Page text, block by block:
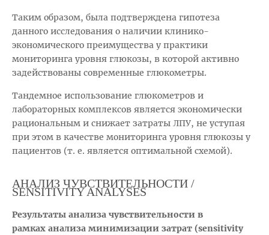
Таким образом, была подтверждена гипотеза
данного исследования о наличии клинико-
экономического преимущества у практики
мониторинга уровня глюкозы, в которой активно
задействованы современные глюкометры.
Тандемное использование глюкометров и
лабораторных комплексов является экономически
рациональным и снижает затраты ЛПУ, не уступая
при этом в качестве мониторинга уровня глюкозы у
пациентов (т. е. является оптимальной схемой).
АНАЛИЗ ЧУВСТВИТЕЛЬНОСТИ /
SENSITIVITY ANALYSES
Результаты анализа чувствительности в
рамках анализа минимизации затрат (sensitivity